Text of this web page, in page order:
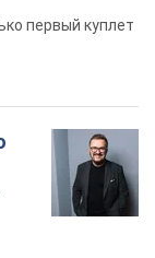
первый куплет